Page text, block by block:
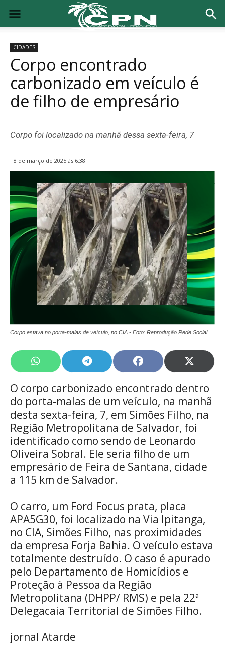
CIDADES
Corpo encontrado
carbonizado em veículo é
de filho de empresário
Corpo foi localizado na manhã dessa sexta-feira, 7
8 de março de 2025 às 6:38
Corpo estava no porta-malas de veículo, no CIA - Foto: Reprodução Rede Social
Share
on
WhatsApp
Share
on
Telegram
Share
on
Facebook
Share
on
X
O corpo carbonizado encontrado dentro
do porta-malas de um veículo, na manhã
desta sexta-feira, 7, em Simões Filho, na
Região Metropolitana de Salvador, foi
identificado como sendo de Leonardo
Oliveira Sobral. Ele seria filho de um
empresário de Feira de Santana, cidade
a 115 km de Salvador.
O carro, um Ford Focus prata, placa
APA5G30, foi localizado na Via Ipitanga,
no CIA, Simões Filho, nas proximidades
da empresa Forja Bahia. O veículo estava
totalmente destruído. O caso é apurado
pelo Departamento de Homicídios e
Proteção à Pessoa da Região
Metropolitana (DHPP/ RMS) e pela 22ª
Delegacaia Territorial de Simões Filho.
jornal Atarde